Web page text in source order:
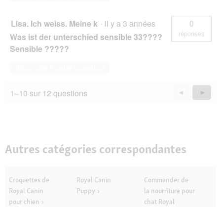
Lisa. Ich weiss. Meine k · il y a 3 années
Was ist der unterschied sensible 33????
Sensible ?????
0
réponses
1–10 sur 12 questions
Précédent
Questions
◄ ►
Autres catégories correspondantes
Croquettes de
Royal Canin
pour chien
Royal Canin
Puppy
Commander de
la nourriture pour
chat Royal